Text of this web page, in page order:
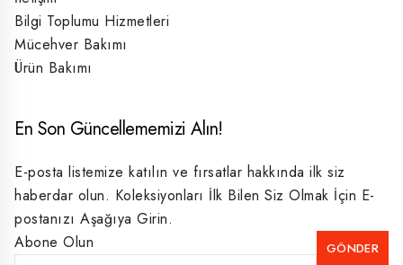
Bilgi Toplumu Hizmetleri
Mücehver Bakımı
Ürün Bakımı
En Son Güncellememizi Alın!
E-posta listemize katılın ve fırsatlar hakkında ilk siz
haberdar olun. Koleksiyonları İlk Bilen Siz Olmak İçin E-
postanızı Aşağıya Girin.
Abone Olun